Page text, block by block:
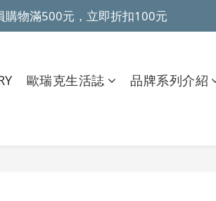
~全館滿499元免運~
購物滿500元，立即折扣100元
歐瑞克生活誌 品牌系列介紹